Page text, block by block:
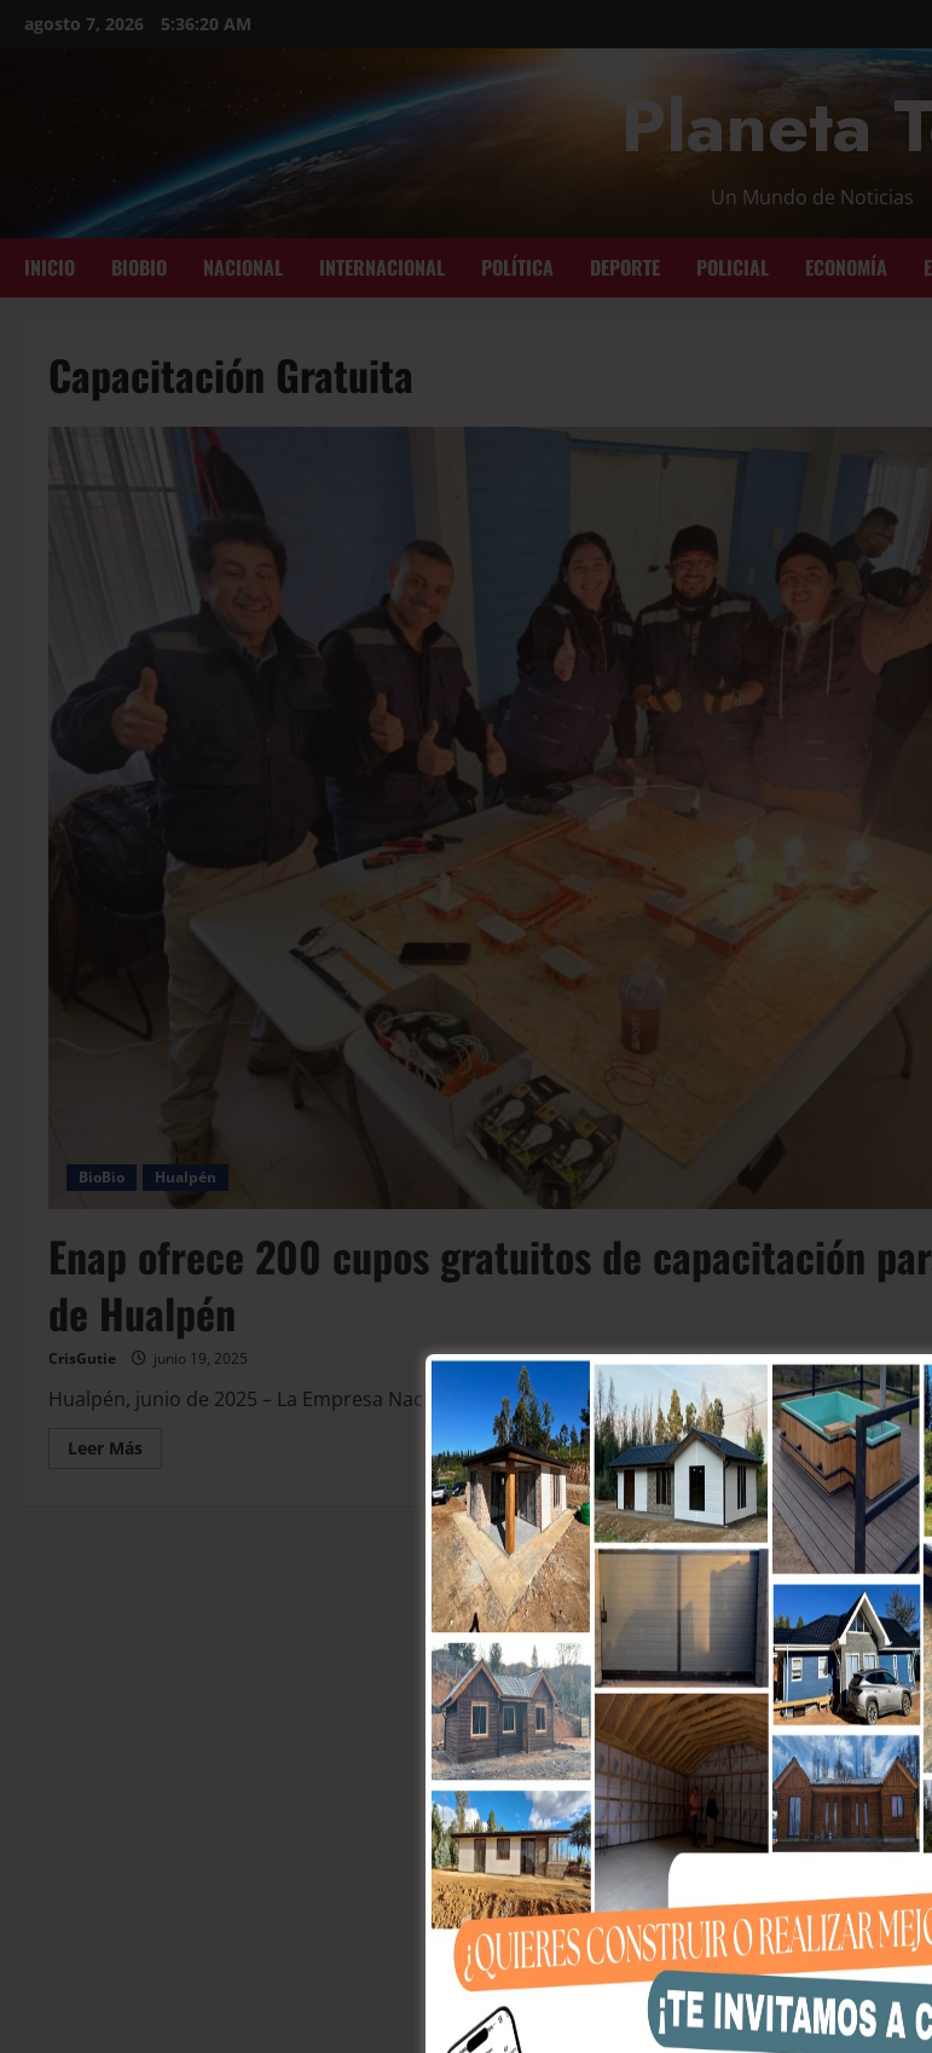
agosto 7, 2026 5:36:21 AM
Planeta
Un Mundo de Noticias
INICIO BIOBIO NACIONAL INTERNACIONAL POLÍTICA DEPORTE POLICIAL ECONOMÍA
Capacitación Gratuita
BioBio Hualpén
Enap ofrece 200 cupos gratuitos de capacitación
de Hualpén
CrisGutie junio 19, 2025
Hualpén, junio de 2025 – La Empresa Nacional del Petróleo (Enap) ha puesto en marcha su
Leer Más